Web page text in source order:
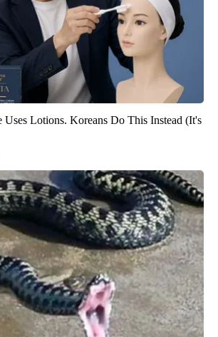
Uses Lotions. Koreans Do This Instead (It's